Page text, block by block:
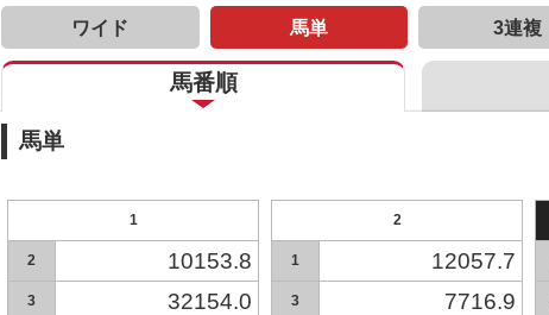
ワイド 馬単 3連複
馬番順
馬単
1
2 10153.8
3 32154.0
2
1 12057.7
3 7716.9